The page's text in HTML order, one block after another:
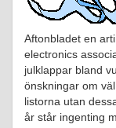
Aftonbladet en
electronics
julklappar bland
önskningar om
listorna utan
år står ingenting